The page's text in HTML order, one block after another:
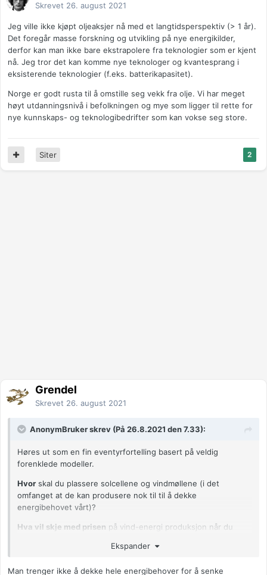
Skrevet 26. august 2021
Jeg ville ikke kjøpt oljeaksjer nå med et langtidsperspektiv (> 1 år).
Det foregår masse forskning og utvikling på nye energikilder,
derfor kan man ikke bare ekstrapolere fra teknologier som er kjent
nå. Jeg tror det kan komme nye teknologer og kvantesprang i
eksisterende teknologier (f.eks. batterikapasitet).
Norge er godt rusta til å omstille seg vekk fra olje. Vi har meget
høyt utdanningsnivå i befolkningen og mye som ligger til rette for
nye kunnskaps- og teknologibedrifter som kan vokse seg store.
2
Siter
Grendel
Skrevet 26. august 2021
AnonymBruker skrev (På 26.8.2021 den 7.33):
Høres ut som en fin eventyrfortelling basert på veldig
forenklede modeller.
Hvor skal du plassere solcellene og vindmøllene (i det
omfanget at de kan produsere nok til til å dekke
energibehovet vårt)?
Hva vil skje med prisen på vind-energi produksjon når du
til å dekke energibehovet vårt)?, etter at alle de "beste"
Ekspander
Man trenger ikke å dekke hele energibehover for å senke